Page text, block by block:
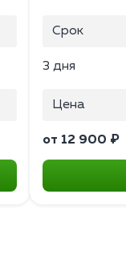
Срок
3 дня
Цена
от 12 900 ₽